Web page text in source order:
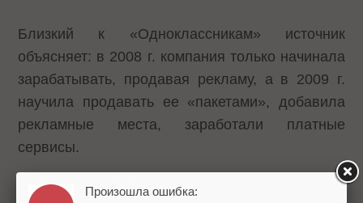
Близкий к «Одноклассникам» источник
объясняет: в 2008 г. компания только начинала
зарабатывать, продавая рекламу, а в 2009 г.
научила продавать ее «пакетами», добавила
рекламные места, заработали платные
сервисы.
По мнению генерального директора Mail.ru
Произошла ошибка: